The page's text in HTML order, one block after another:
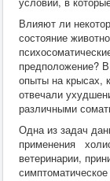
Диагностика
Хирургия
ВСЭ
Зоогигиена
Интересное
Кормление
Влияют ли
состояние
предположение?
опыты на крысах,
отвечали
различными
Одна из задач
применения
ветеринарии,